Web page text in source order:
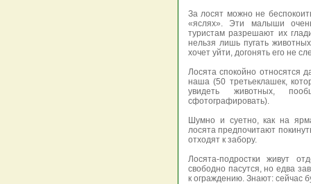
За лосят можно не
«яслях». Эти малыши
туристам разрешают их
нельзя лишь пугать
хочет уйти, догонять его не
Лосята спокойно относятся
наша (50 третьеклашек,
увидеть животных,
сфотографировать).
Шумно и суетно, как на
лосята предпочитают
отходят к забору.
Лосята-подростки живут
свободно пасутся, но едва
к ограждению. Знают: сейчас